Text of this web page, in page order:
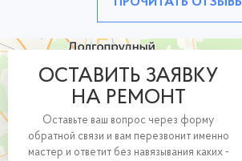
ОСТАВИТЬ ЗАЯВКУ
НА РЕМОНТ
Оставьте ваш вопрос через форму
обратной связи и вам перезвонит именно
мастер и ответит без навязывания каких -